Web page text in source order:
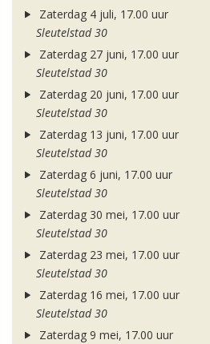
Zaterdag 4 juli, 17.00 uur
Sleutelstad 30
Zaterdag 27 juni, 17.00 uur
Sleutelstad 30
Zaterdag 20 juni, 17.00 uur
Sleutelstad 30
Zaterdag 13 juni, 17.00 uur
Sleutelstad 30
Zaterdag 6 juni, 17.00 uur
Sleutelstad 30
Zaterdag 30 mei, 17.00 uur
Sleutelstad 30
Zaterdag 23 mei, 17.00 uur
Sleutelstad 30
Zaterdag 16 mei, 17.00 uur
Sleutelstad 30
Zaterdag 9 mei, 17.00 uur